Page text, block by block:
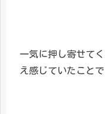
一気に押し寄せて
え感じていたことで